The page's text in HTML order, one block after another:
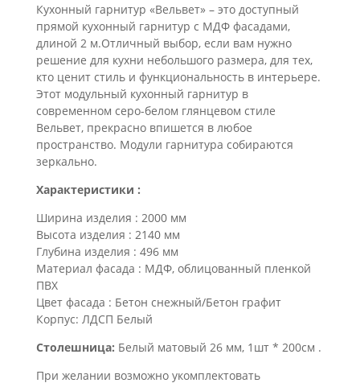
Кухонный гарнитур «Вельвет» – это доступный
прямой кухонный гарнитур с МДФ фасадами,
длиной 2 м.Отличный выбор, если вам нужно
решение для кухни небольшого размера, для тех,
кто ценит стиль и функциональность в интерьере.
Этот модульный кухонный гарнитур в
современном серо-белом глянцевом стиле
Вельвет, прекрасно впишется в любое
пространство. Модули гарнитура собираются
зеркально.
Характеристики :
Ширина изделия : 2000 мм
Высота изделия : 2140 мм
Глубина изделия : 496 мм
Материал фасада : МДФ, облицованный пленкой
ПВХ
Цвет фасада : Бетон снежный/Бетон графит
Корпус: ЛДСП Белый
Столешница: Белый матовый 26 мм, 1шт * 200см .
При желании возможно укомплектовать